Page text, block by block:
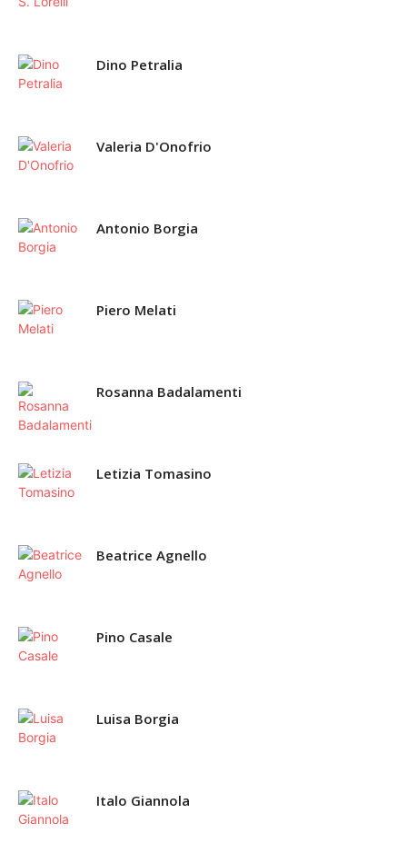
Dino Petralia
Valeria D'Onofrio
Antonio Borgia
Piero Melati
Rosanna Badalamenti
Letizia Tomasino
Beatrice Agnello
Pino Casale
Luisa Borgia
Italo Giannola